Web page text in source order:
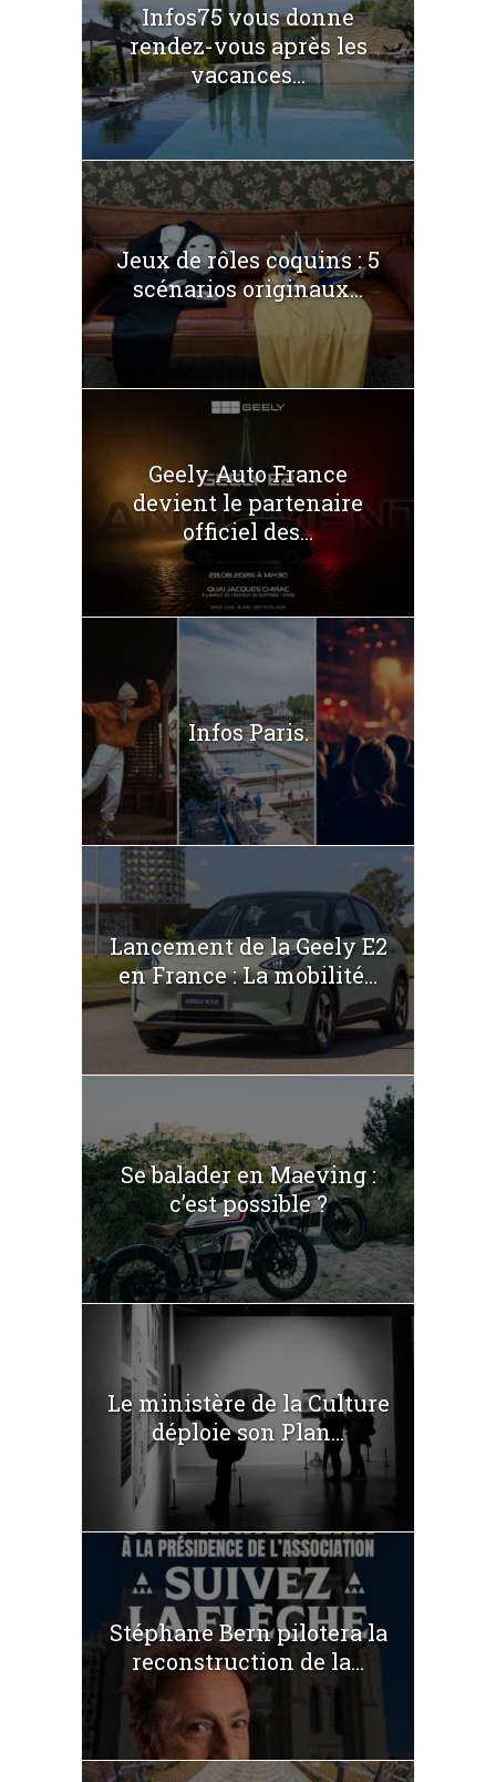
Infos75 vous donne
rendez-vous après les
vacances...
Jeux de rôles coquins : 5
scénarios originaux...
Geely Auto France
devient le partenaire
officiel des...
Infos Paris.
Lancement de la Geely E2
en France : La mobilité...
Se balader en Maeving :
c’est possible ?
Le ministère de la Culture
déploie son Plan...
Stéphane Bern pilotera la
reconstruction de la...